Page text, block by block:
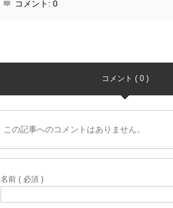
コメント: 0
コメント ( 0 )
この記事へのコメントはありません。
名前 ( 必須 )